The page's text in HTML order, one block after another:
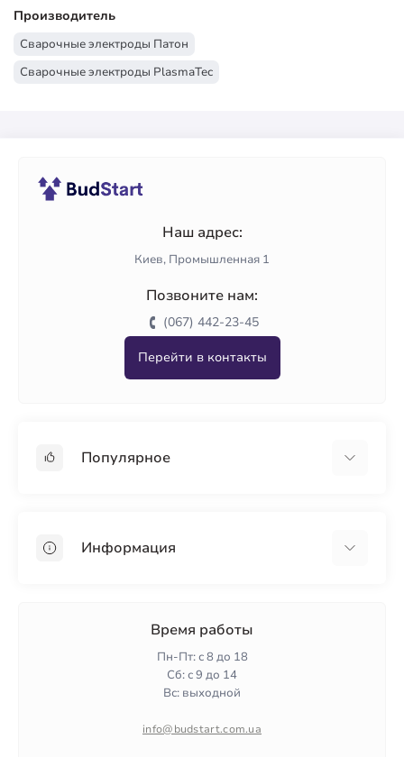
Производитель
Сварочные электроды Патон
Сварочные электроды PlasmaTec
Наш адрес:
Киев, Промышленная 1
Позвоните нам:
(067) 442-23-45
Перейти в контакты
Популярное
ПенопластИнформация
Политика конфиденциальности
Время работы
Пн-Пт: с 8 до 18
Сб: с 9 до 14
Вс: выходной
info@budstart.com.ua